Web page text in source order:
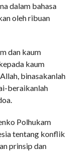
dalam bahasa
oleh ribuan
dan kaum
kaum
binasakanlah
beraikanlah
Polhukam
tentang konflik
prinsip dan